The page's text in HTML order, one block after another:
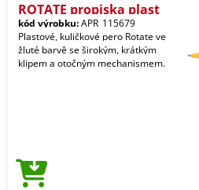
ROTATE propiska plast
kód výrobku:APR_115679
Plastové, kuličkové pero Rotate ve
žluté barvě se širokým, krátkým
klipem a otočným mechanismem.